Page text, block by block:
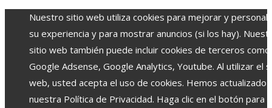
Nuestro sitio web utiliza cookies para mejorar y
su experiencia y para mostrar anuncios (si los hay).
sitio web también puede incluir cookies de terceros como
Google Adsense, Google Analytics, Youtube. Al utilizar el
web, usted acepta el uso de cookies. Hemos actualizado
nuestra Política de Privacidad. Haga clic en el botón para